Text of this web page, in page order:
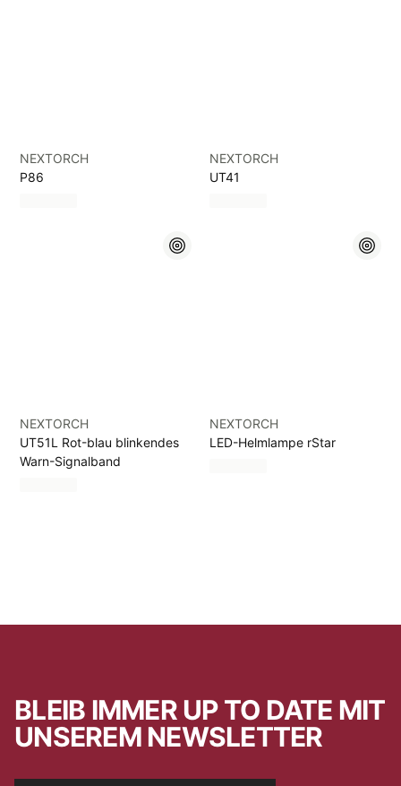
NEXTORCH
P86
NEXTORCH
UT41
NEXTORCH
UT51L Rot-blau blinkendes
Warn-Signalband
NEXTORCH
LED-Helmlampe rStar
BLEIB IMMER UP TO DATE MIT
UNSEREM NEWSLETTER